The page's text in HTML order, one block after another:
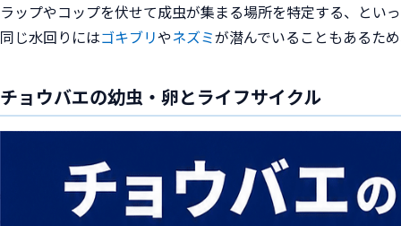
ラップやコップを伏せて成虫が集まる場所を特定する、とい
同じ水回りにはゴキブリやネズミが潜んでいることもあるた
チョウバエの幼虫・卵とライフサイクル